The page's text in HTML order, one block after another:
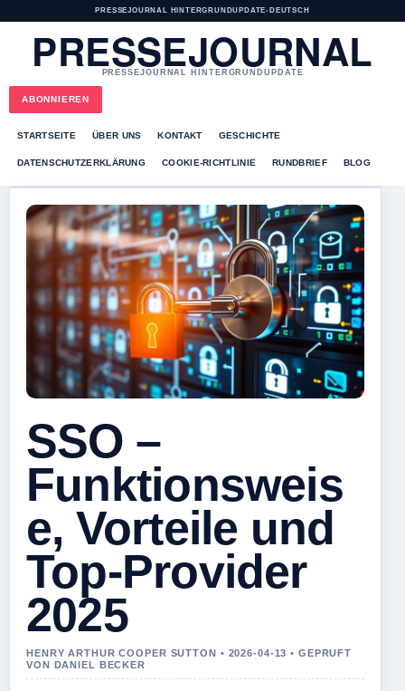
PRESSEJOURNAL HINTERGRUNDUPDATE• DEUTSCH
PRESSEJOURNAL
PRESSEJOURNAL HINTERGRUNDUPDATE
ABONNIEREN
STARTSEITE ÜBER UNS KONTAKT GESCHICHTE
DATENSCHUTZERKLÄRUNG COOKIE-RICHTLINIE RUNDBRIEF BLOG
SSO –
Funktionsweis
e, Vorteile und
Top-Provider
2025
HENRY ARTHUR COOPER SUTTON • 2026-04-13 • GEPRUFT
VON DANIEL BECKER